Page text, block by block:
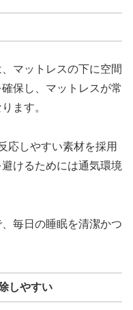
マットレスの下に空間
保し、マットレスが常
ます。
応しやすい素材を採用
けるためには通気環境
毎日の睡眠を清潔かつ
しやすい